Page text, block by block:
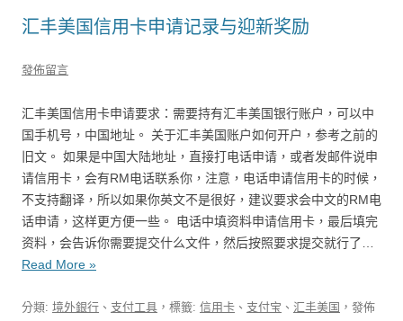
汇丰美国信用卡申请记录与迎新奖励
發佈留言
汇丰美国信用卡申请要求：需要持有汇丰美国银行账户，可以中
国手机号，中国地址。 关于汇丰美国账户如何开户，参考之前的
旧文。 如果是中国大陆地址，直接打电话申请，或者发邮件说申
请信用卡，会有RM电话联系你，注意，电话申请信用卡的时候，
不支持翻译，所以如果你英文不是很好，建议要求会中文的RM电
话申请，这样更方便一些。 电话中填资料申请信用卡，最后填完
资料，会告诉你需要提交什么文件，然后按照要求提交就行了…
Read More »
分類: 境外銀行 、 支付工具 ，標籤: 信用卡 、 支付宝 、 汇丰美国 ，發佈